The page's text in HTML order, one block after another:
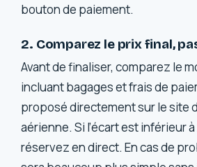
bouton de paiement.
2. Comparez le prix final,
Avant de finaliser, comparez le
incluant bagages et frais de
proposé directement sur le site
aérienne. Si l’écart est inférieur
réservez en direct. En cas de